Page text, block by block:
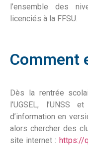
l’ensemble des
licenciés à la FFSU.
Comment
Dès la rentrée
l’UGSEL,
d’information en
alors chercher des
site internet : https://